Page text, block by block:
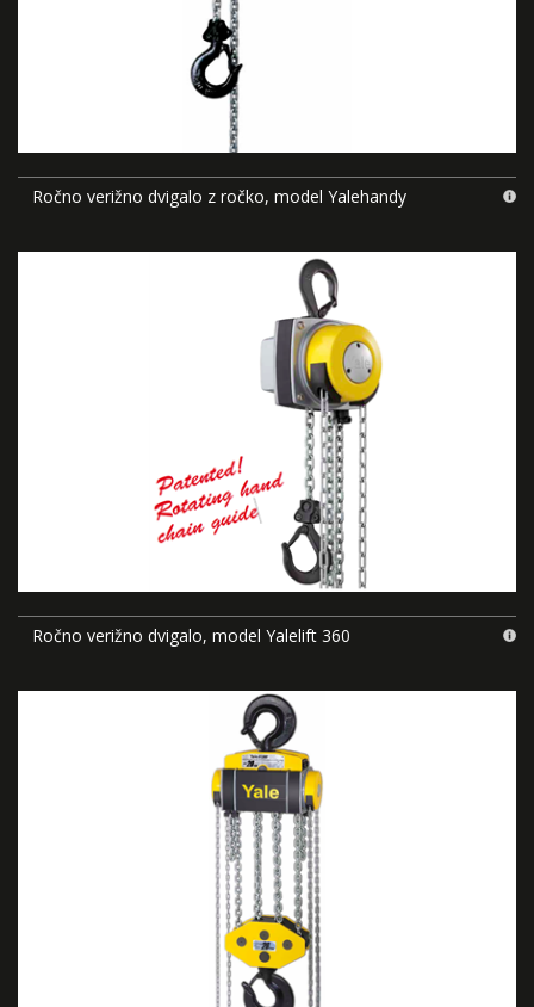
Ročno verižno dvigalo z ročko, model Yalehandy
Ročno verižno dvigalo, model Yalelift 360